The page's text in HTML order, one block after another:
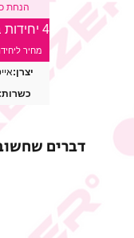
הנחת
4 יחידות ב-₪26
מחיר ליחידה:
יצרן:
דברים
* התמונות
* החברה
הזכות לשנות